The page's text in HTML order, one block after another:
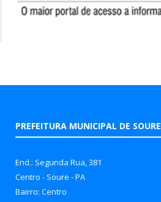
PREFEITURA MUNICIPAL DE SOURE
End.: Segunda Rua, 381
Centro - Soure - PA
Bairro: Centro